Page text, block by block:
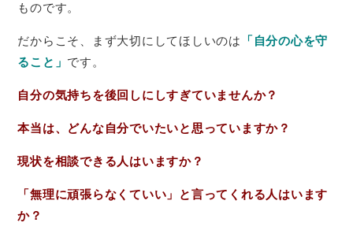
ものです。
だからこそ、まず大切にしてほしいのは
「自分の心を守
ること」 です。
自分の気持ちを後回しにしすぎていませんか？
本当は、どんな自分でいたいと思っていますか？
現状を相談できる人はいますか？
「無理に頑張らなくていい」と言ってくれる人はいます
か？